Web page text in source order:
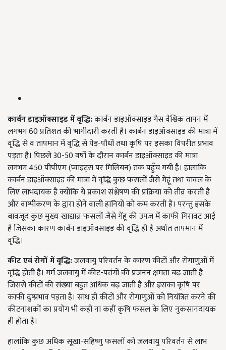
कार्बनडाइऑक्साइडमेंवृद्धि:कार्बन डाइऑक्साइड गैस वैश्विक तापन में
लगभग 60 प्रतिशत की भागीदारी करती है। कार्बन डाइऑक्साइड की मात्रा में
वृद्धि से व तापमान में वृद्धि से पेड़-पौधों तथा कृषि पर इसका विपरीत प्रभाव
पड़ता है। पिछले 30-50 वर्षों के दौरान कार्बन डाइऑक्साइड की मात्रा
लगभग 450 पीपीएम (प्वाइंट्स पर मिलियन) तक पहुँच गयी है। हालांकि
कार्बन डाइऑक्साइड की मात्रा में वृद्धि कुछ फसलों जैसे गेहूं तथा चावल के
लिए लाभदायक है क्योंकि ये प्रकाश संश्लेषण की प्रक्रिया को तीव्र करती है
और वाष्पीकरण के द्वारा होने वाली हानियों को कम करती है। परन्तु इसके
बावजूद कुछ मुख्य खाद्यान्न फसलों जैसे गेंहू की उपज में काफी गिरावट आई
है जिसका कारण कार्बन डाइऑक्साइड की वृद्धि ही है अर्थात तापमान में
वृद्धि।
कीटएवंरोगोंमेंवृद्धि:जलवायु परिवर्तन के कारण कीटों और रोगाणुओं में
वृद्धि होती है। गर्म जलवायु में कीट-पतंगों की प्रजनन क्षमता बढ़ जाती है
जिससे कीटों की संख्या बहुत अधिक बढ़ जाती है और इसका कृषि पर
काफी दुष्प्रभाव पड़ता है। साथ ही कीटों और रोगाणुओं को नियंत्रित करने की
कीटनाशकों का प्रयोग भी कहीं ना कहीं कृषि फसल के लिए नुकसानदायक
ही होता है।
हालांकि कुछ अधिक सूखा-सहिष्णु फसलों को जलवायु परिवर्तन से लाभ